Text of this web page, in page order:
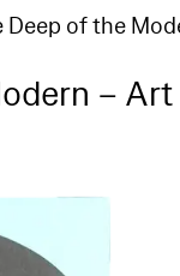
Deep of the
– Art